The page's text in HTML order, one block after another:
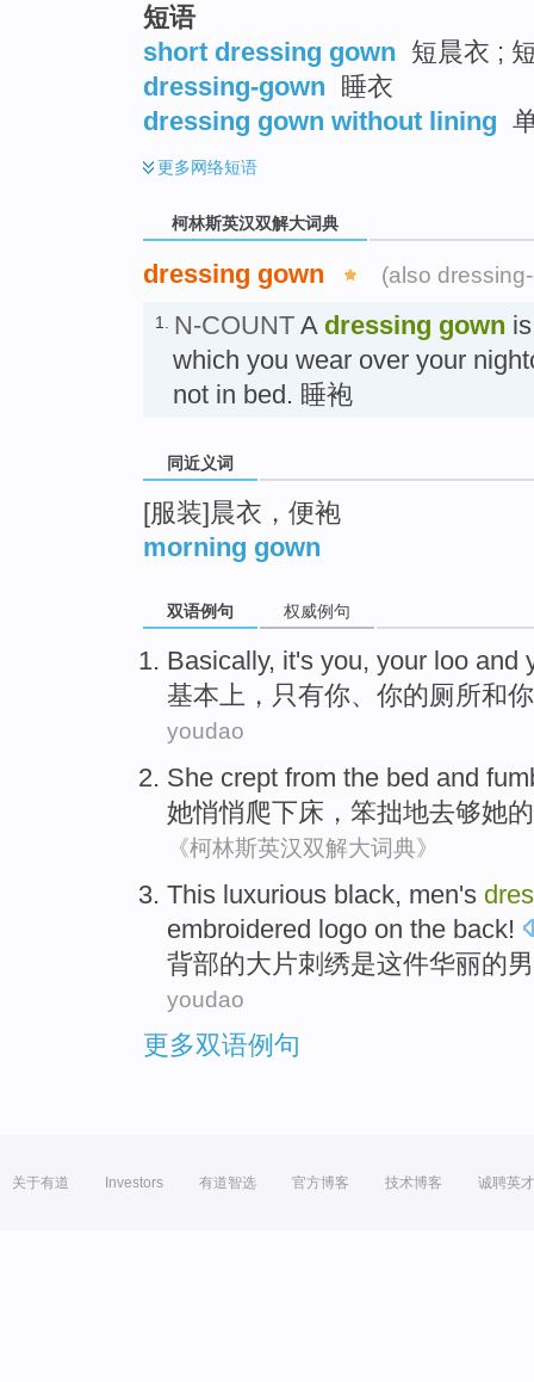
短语
short dressing gown 短晨衣 ;
dressing-gown 睡衣
dressing gown without lining
更多网络短语
柯林斯英汉双解大词典
dressing gown (also
1. N-COUNT A dressing gown
which you wear over your
not in bed. 睡袍
同近义词
[服装]晨衣，便袍
morning gown
双语例句 权威例句
Basically, it's you, your loo and
基本上 ， 只有你、 你的厕所和
youdao
She crept from the bed and
她悄悄爬下床， 笨拙地去够她
《柯林斯英汉双解大词典》
This luxurious black, men's
embroidered logo on the back!
背部的大片刺绣是这件华丽的
youdao
更多双语例句
关于有道 Investors 有道智选 官方博客 技术博客 诚聘英才